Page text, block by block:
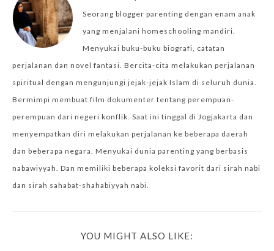
Seorang blogger parenting dengan enam anak
yang menjalani homeschooling mandiri.
Menyukai buku-buku biografi, catatan
perjalanan dan novel fantasi. Bercita-cita melakukan perjalanan
spiritual dengan mengunjungi jejak-jejak Islam di seluruh dunia.
Bermimpi membuat film dokumenter tentang perempuan-
perempuan dari negeri konflik. Saat ini tinggal di Jogjakarta dan
menyempatkan diri melakukan perjalanan ke beberapa daerah
dan beberapa negara. Menyukai dunia parenting yang berbasis
nabawiyyah. Dan memiliki beberapa koleksi favorit dari sirah nabi
dan sirah sahabat-shahabiyyah nabi.
YOU MIGHT ALSO LIKE: